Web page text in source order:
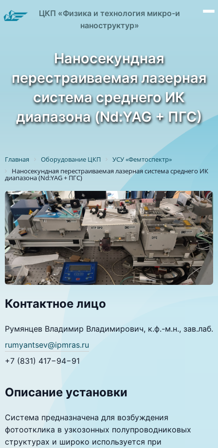
ЦКП «Физика и технология микро-и
наноструктур»
Наносекундная
перестраиваемая лазерная
система среднего ИК
диапазона (Nd:YAG + ПГС)
Главная Оборудование ЦКП
УСУ «Фемтоспектр»
Наносекундная перестраиваемая лазерная система среднего ИК
диапазона (Nd:YAG + ПГС)
Контактное лицо
Румянцев Владимир Владимирович, к.ф.-м.н., зав.лаб.
rumyantsev@ipmras.ru
+7 (831) 417−94−91
Описание установки
Система предназначена для возбуждения
фотоотклика в узкозонных полупроводниковых
структурах и широко используется при